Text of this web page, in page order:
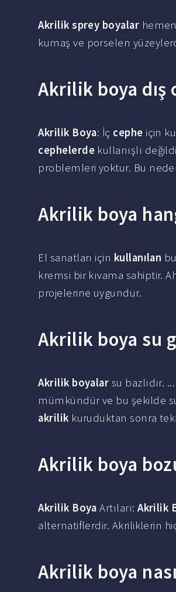
Akrilik sprey boyalar
kumaş ve porselen
Akrilik boya dış
Akrilik Boya: İç cephe için
cephelerde kullanışlı
problemleri yoktur. Bu
Akrilik boya
El sanatları için kullanılan bu
kremsi bir kıvama sahiptir.
projelerine uygundur.
Akrilik boya su
Akrilik boyalar su bazlıdır.
mümkündür ve bu şekilde
akrilik kuruduktan sonra
Akrilik boya
Akrilik Boya Artıları:Akrilik
alternatiflerdir. Akriliklerin
Akrilik boya